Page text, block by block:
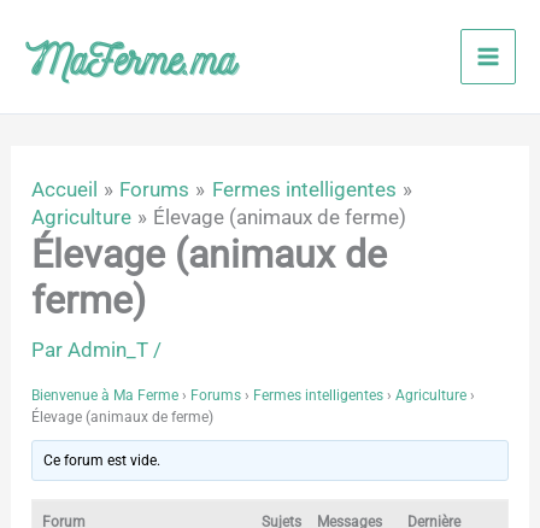
contenu
Accueil Forums
Fermes intelligentes
Agriculture
Élevage (animaux de ferme)
Élevage (animaux de
ferme)
ParAdmin_T/
Bienvenue à Ma Ferme › Forums › Fermes intelligentes › Agriculture ›
Élevage (animaux de ferme)
Ce forum est vide.
Forum Sujets Messages
Dernière